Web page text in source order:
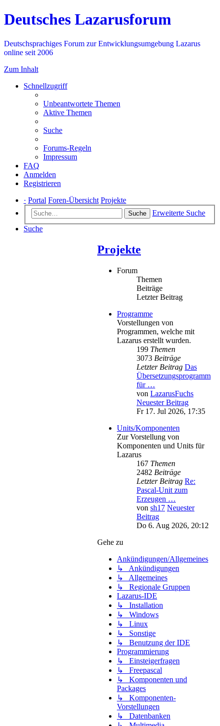
Deutsches Lazarusforum
Deutschsprachiges Forum zur Entwicklungsumgebung Lazarus
online seit 2006
Zum Inhalt
Schnellzugriff
Unbeantwortete Themen
Aktive Themen
Suche
Forums-Regeln
Impressum
FAQ
Anmelden
Registrieren
· Portal Foren-Übersicht Projekte
Suche
Erweiterte Suche
Suche
Projekte
Forum
Themen
Beiträge
Letzter Beitrag
Programme
Vorstellungen von
Programmen, welche mit
Lazarus erstellt wurden.
199 Themen
3073 Beiträge
Letzter Beitrag Das
Übersetzungsprogramm
für …
von LazarusFuchs
Neuester Beitrag
Fr 17. Jul 2026, 17:35
Units/Komponenten
Zur Vorstellung von
Komponenten und Units für
Lazarus
167 Themen
2482 Beiträge
Letzter Beitrag Re:
Pascal-Unit zum
Erzeugen …
von sh17 Neuester
Beitrag
Do 6. Aug 2026, 20:12
Gehe zu
Ankündigungen/Allgemeines
↳ Ankündigungen
↳ Allgemeines
↳ Regionale Gruppen
Lazarus-IDE
↳ Installation
↳ Windows
↳ Linux
↳ Sonstige
↳ Benutzung der IDE
Programmierung
↳ Einsteigerfragen
↳ Freepascal
↳ Komponenten und
Packages
↳ Komponenten-
Vorstellungen
↳ Datenbanken